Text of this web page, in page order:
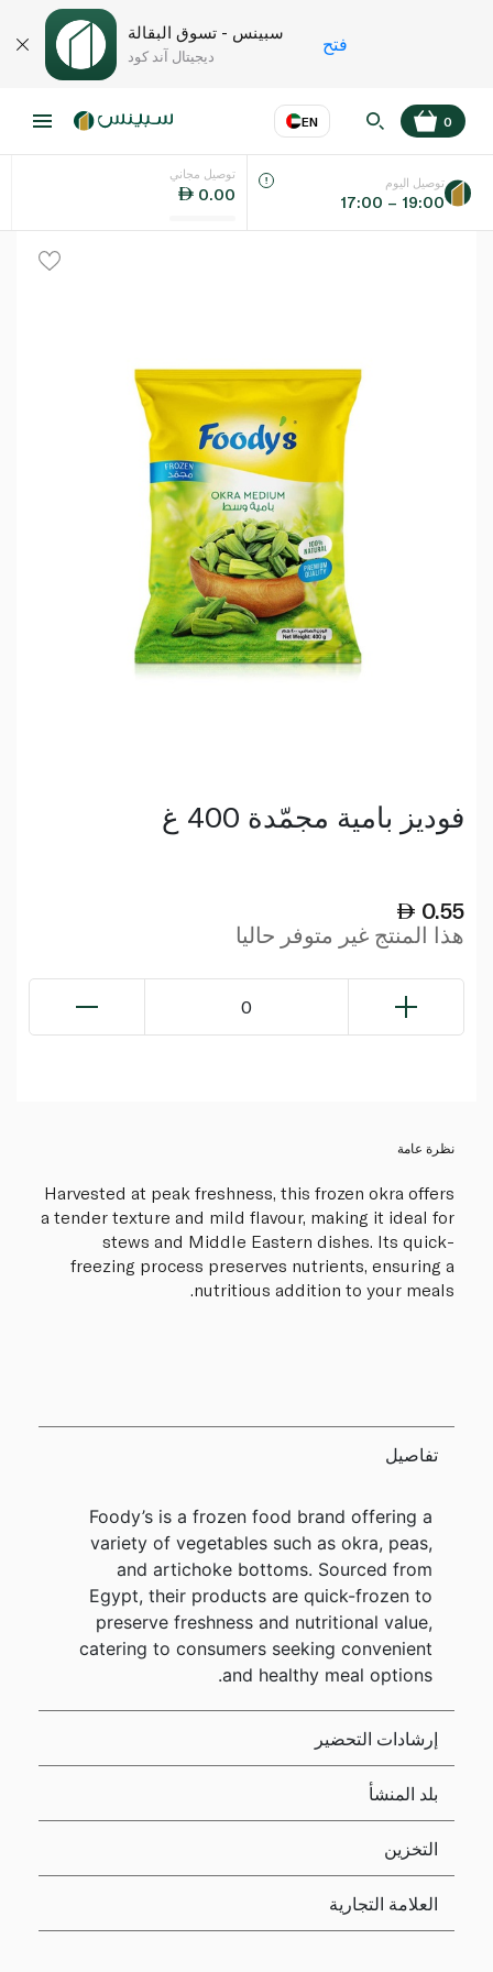
سبينس - تسوق البقالة
ديجيتال آند كود
فتح
EN
اللغة عر
0
توصيل مجاني
0.00
توصيل اليوم
17:00 – 19:00
فوديز بامية مجمّدة 400 غ
0.55
هذا المنتج غير متوفر حاليا
0
نظرة عامة
Harvested at peak freshness, this frozen okra offers
a tender texture and mild flavour, making it ideal for
stews and Middle Eastern dishes. Its quick-
freezing process preserves nutrients, ensuring a
nutritious addition to your meals.
تفاصيل
Foody’s is a frozen food brand offering a
variety of vegetables such as okra, peas,
and artichoke bottoms. Sourced from
Egypt, their products are quick-frozen to
preserve freshness and nutritional value,
catering to consumers seeking convenient
and healthy meal options.
إرشادات التحضير
بلد المنشأ
التخزين
العلامة التجارية